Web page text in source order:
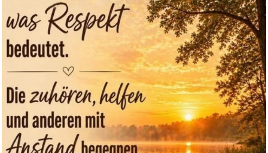
Die kleine Hummel Bommel
(Papp...
Anzeige